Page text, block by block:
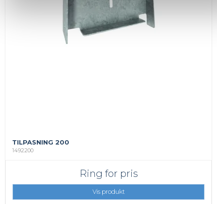
TILPASNING 200
1492200
Ring for pris
Vis produkt